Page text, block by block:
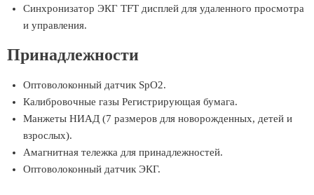
Синхронизатор ЭКГ TFT дисплей для удаленного просмотра
и управления.
Принадлежности
Оптоволоконный датчик SpO2.
Калибровочные газы Регистрирующая бумага.
Манжеты НИАД (7 размеров для новорожденных, детей и
взрослых).
Амагнитная тележка для принадлежностей.
Оптоволоконный датчик ЭКГ.